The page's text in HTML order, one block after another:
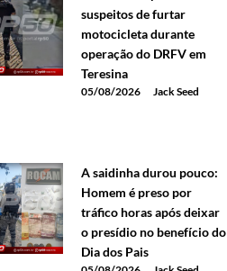
suspeitos de furtar
motocicleta durante
operação do DRFV em
Teresina
05/08/2026 Jack Seed
A saidinha durou pouco:
Homem é preso por
tráfico horas após deixar
o presídio no benefício do
Dia dos Pais